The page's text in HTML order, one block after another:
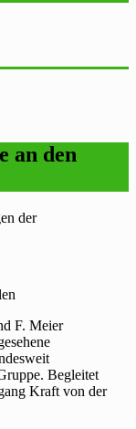
an den
der
F. Meier
Begleitet
Kraft von der